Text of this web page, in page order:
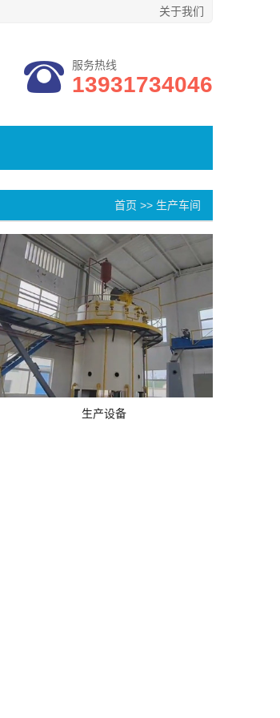
关于我们
服务热线
13931734046
首页 >> 生产车间
生产设备